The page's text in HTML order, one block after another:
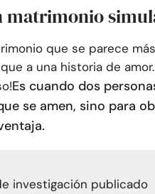
matrimonio
que se parece
a una historia de amor.
Es cuando dos
se amen, sino para
investigación publicado